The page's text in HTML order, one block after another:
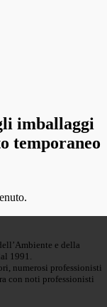
imballaggi
temporaneo
e della
1991.
numerosi professionisti
con noti professionisti